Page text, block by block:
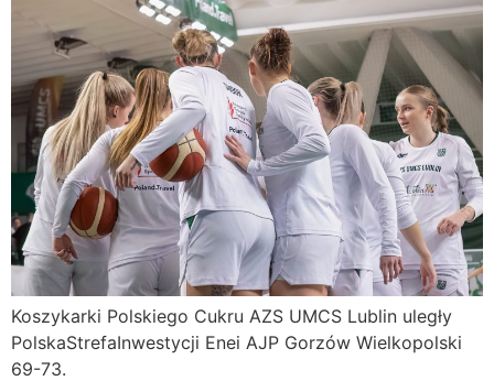
Koszykarki Polskiego Cukru AZS UMCS Lublin uległy
PolskaStrefaInwestycji Enei AJP Gorzów Wielkopolski
69-73.